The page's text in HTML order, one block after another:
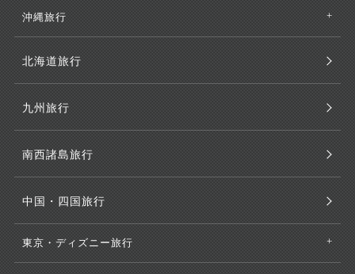
沖縄旅行
北海道旅行
九州旅行
南西諸島旅行
中国・四国旅行
東京・ディズニー旅行